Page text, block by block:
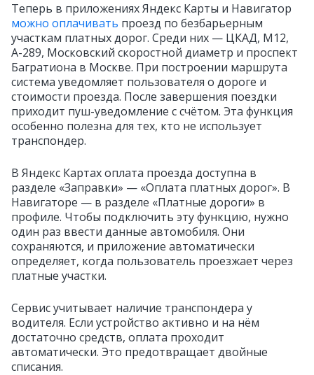
Теперь в приложениях Яндекс Карты и Навигатор
можно оплачивать проезд по безбарьерным
участкам платных дорог. Среди них — ЦКАД, М12,
А-289, Московский скоростной диаметр и проспект
Багратиона в Москве. При построении маршрута
система уведомляет пользователя о дороге и
стоимости проезда. После завершения поездки
приходит пуш-уведомление с счётом. Эта функция
особенно полезна для тех, кто не использует
транспондер.
В Яндекс Картах оплата проезда доступна в
разделе «Заправки» — «Оплата платных дорог». В
Навигаторе — в разделе «Платные дороги» в
профиле. Чтобы подключить эту функцию, нужно
один раз ввести данные автомобиля. Они
сохраняются, и приложение автоматически
определяет, когда пользователь проезжает через
платные участки.
Сервис учитывает наличие транспондера у
водителя. Если устройство активно и на нём
достаточно средств, оплата проходит
автоматически. Это предотвращает двойные
списания.